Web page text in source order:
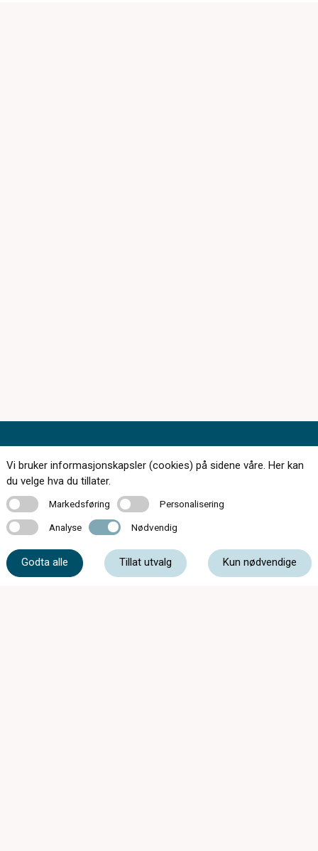
Kontakt oss
63 87 20 20
Vi bruker informasjonskapsler (cookies) på sidene våre. Her kan
du velge hva du tillater.
MarkedsføringMarkedsføring PersonaliseringPersonalisering
Analyse Analyse Nødvendig Nødvendig
Godta alle Tillat utvalg Kun nødvendige